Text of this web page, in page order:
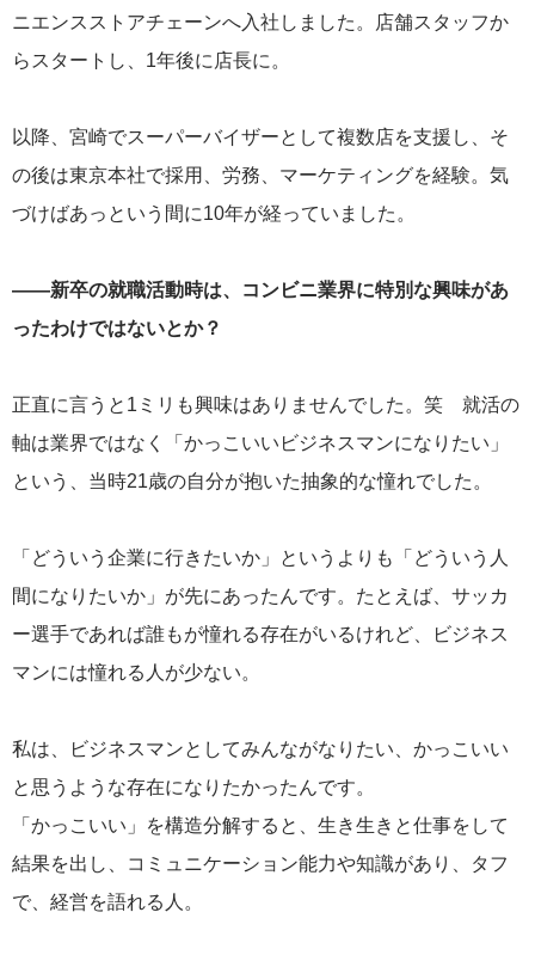
ニエンスストアチェーンへ入社しました。店舗スタッフか
らスタートし、1年後に店長に。
以降、宮崎でスーパーバイザーとして複数店を支援し、そ
の後は東京本社で採用、労務、マーケティングを経験。気
づけばあっという間に10年が経っていました。
——新卒の就職活動時は、コンビニ業界に特別な興味があ
ったわけではないとか？
正直に言うと1ミリも興味はありませんでした。笑 就活の
軸は業界ではなく「かっこいいビジネスマンになりたい」
という、当時21歳の自分が抱いた抽象的な憧れでした。
「どういう企業に行きたいか」というよりも「どういう人
間になりたいか」が先にあったんです。たとえば、サッカ
ー選手であれば誰もが憧れる存在がいるけれど、ビジネス
マンには憧れる人が少ない。
私は、ビジネスマンとしてみんながなりたい、かっこいい
と思うような存在になりたかったんです。
「かっこいい」を構造分解すると、生き生きと仕事をして
結果を出し、コミュニケーション能力や知識があり、タフ
で、経営を語れる人。